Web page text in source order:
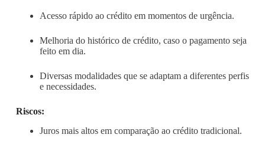
Acesso rápido ao crédito em momentos de urgência.
Melhoria do histórico de crédito, caso o pagamento seja
feito em dia.
Diversas modalidades que se adaptam a diferentes perfis
e necessidades.
Riscos:
Juros mais altos em comparação ao crédito tradicional.